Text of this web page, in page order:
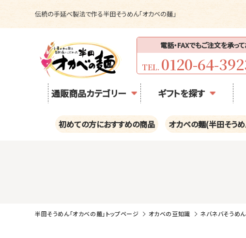
伝統の手延べ製法で作る半田そうめん「オカベの麺」
電話・FAXでもご注文を承っ
TEL. 0120-64-
通販商品カテゴリー ギフトを探す
初めての方におすすめの商品 オカベの麺(半田そう
半田そうめん「オカベの麺」トップページ オカベの豆知識 ネバネバそうめ